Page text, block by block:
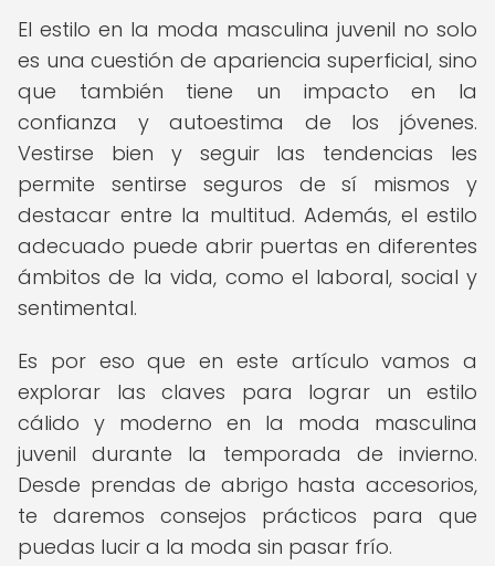
El estilo en la moda masculina juvenil no solo
es una cuestión de apariencia superficial, sino
que también tiene un impacto en la
confianza y autoestima de los jóvenes.
Vestirse bien y seguir las tendencias les
permite sentirse seguros de sí mismos y
destacar entre la multitud. Además, el estilo
adecuado puede abrir puertas en diferentes
ámbitos de la vida, como el laboral, social y
sentimental.
Es por eso que en este artículo vamos a
explorar las claves para lograr un estilo
cálido y moderno en la moda masculina
juvenil durante la temporada de invierno.
Desde prendas de abrigo hasta accesorios,
te daremos consejos prácticos para que
puedas lucir a la moda sin pasar frío.